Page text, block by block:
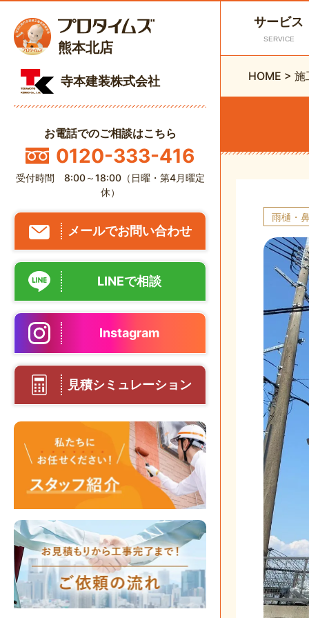
熊本北店
寺本建装株式会社
お電話でのご相談はこちら
0120-333-416
受付時間 8:00～18:00（日曜・第4月曜定
休）
メールでお問い合わせ
LINEで相談
Instagram
見積シミュレーション
サービス
SERVICE
HOME > 施
雨樋・